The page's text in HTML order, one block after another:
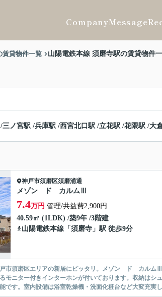
CompanyMessage
賃貸物件一覧 山陽電鉄本線 須磨寺駅の賃貸物件
/三ノ宮駅 /兵庫駅 /西宮北口駅 /立花駅 /花隈駅 /大
神戸市須磨区須磨浦通
メゾン ド カルムⅢ
7.4万円 管理/共益費2,900円
40.59㎡ (1LDK) /築9年 /3階建
山陽電鉄本線 「 須磨寺 」駅 徒歩9分
須磨区エリアの新居にピッタリ。メゾン ド カルムⅢ
モニター付きインターホンが付いております。収納はシ
です。室内設備は浴室乾燥機・洗面化粧台など大変充実